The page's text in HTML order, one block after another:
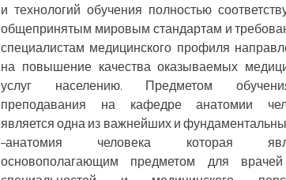
и технологий обучения полностью
общепринятым мировым стандартам и
специалистам медицинского профиля
на повышение качества оказываемых
услуг населению. Предметом
преподавания на кафедре анатомии
является одна из важнейших и
–анатомия человека которая
основополагающим предметом для